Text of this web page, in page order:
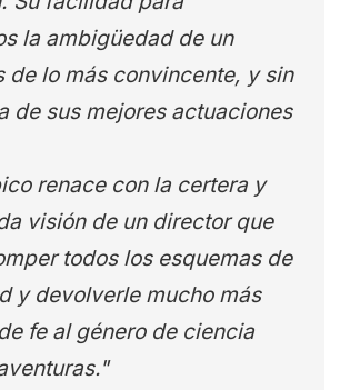
la ambigüedad de un
de lo más convincente, y sin
de sus mejores actuaciones
renace con la certera y
visión de un director que
todos los esquemas de
y devolverle mucho más
fe al género de ciencia